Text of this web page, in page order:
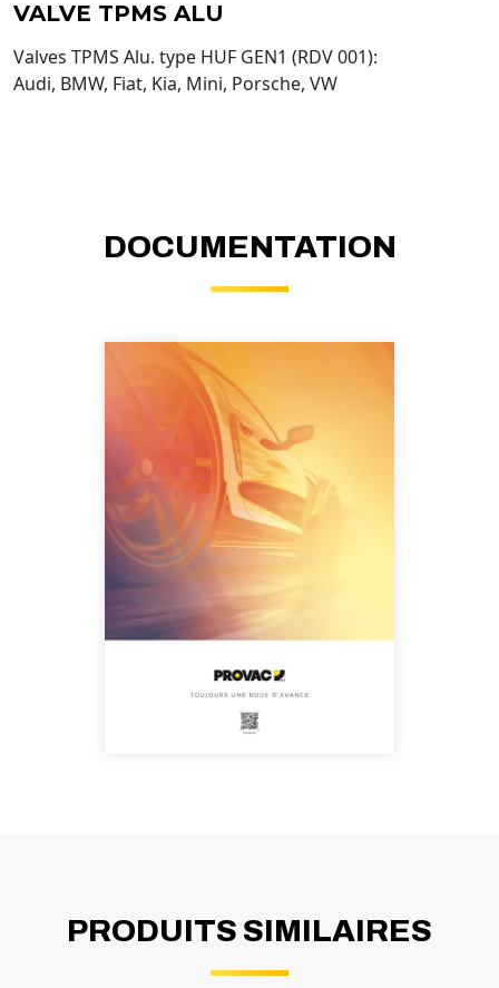
VALVE TPMS ALU
Valves TPMS Alu. type HUF GEN1 (RDV 001):
Audi, BMW, Fiat, Kia, Mini, Porsche, VW
DOCUMENTATION
PRODUITS SIMILAIRES